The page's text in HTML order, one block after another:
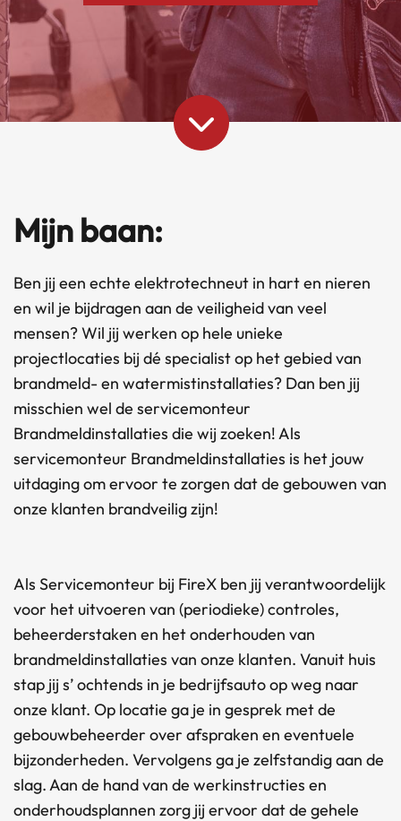
Mijn baan:
Ben jij een echte elektrotechneut in hart en nieren
en wil je bijdragen aan de veiligheid van veel
mensen? Wil jij werken op hele unieke
projectlocaties bij dé specialist op het gebied van
brandmeld- en watermistinstallaties? Dan ben jij
misschien wel de servicemonteur
Brandmeldinstallaties die wij zoeken! Als
servicemonteur Brandmeldinstallaties is het jouw
uitdaging om ervoor te zorgen dat de gebouwen van
onze klanten brandveilig zijn!
Als Servicemonteur bij FireX ben jij verantwoordelijk
voor het uitvoeren van (periodieke) controles,
beheerderstaken en het onderhouden van
brandmeldinstallaties van onze klanten. Vanuit huis
stap jij s’ ochtends in je bedrijfsauto op weg naar
onze klant. Op locatie ga je in gesprek met de
gebouwbeheerder over afspraken en eventuele
bijzonderheden. Vervolgens ga je zelfstandig aan de
slag. Aan de hand van de werkinstructies en
onderhoudsplannen zorg jij ervoor dat de gehele